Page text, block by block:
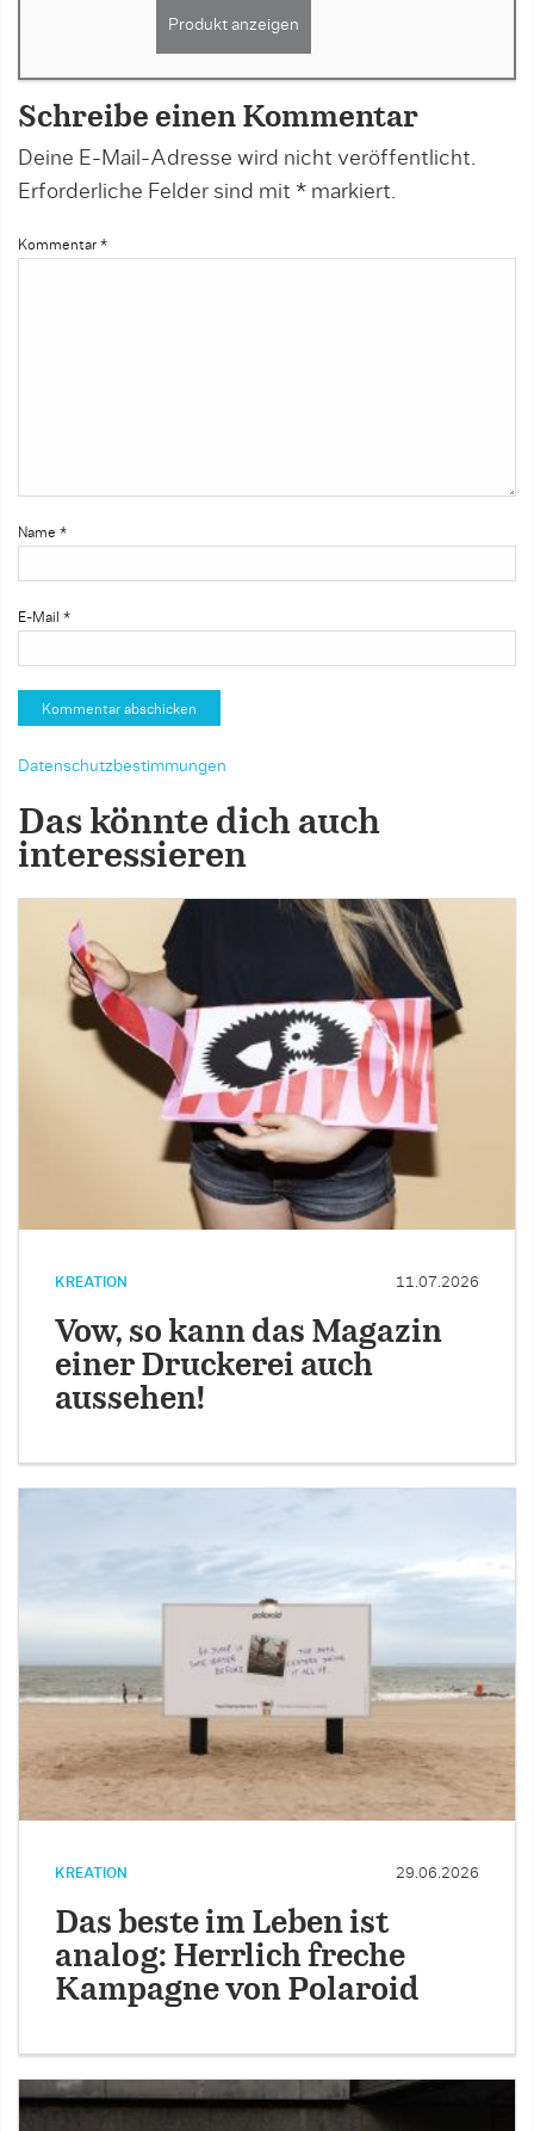
Produkt anzeigen
Schreibe einen Kommentar
Deine E-Mail-Adresse wird nicht veröffentlicht.
Erforderliche Felder sind mit * markiert.
Kommentar *
Name *
E-Mail *
Datenschutzbestimmungen
Das könnte dich auch
interessieren
KREATION 11.07.2026
Vow, so kann das Magazin
einer Druckerei auch
aussehen!
KREATION 29.06.2026
Das beste im Leben ist
analog: Herrlich freche
Kampagne von Polaroid